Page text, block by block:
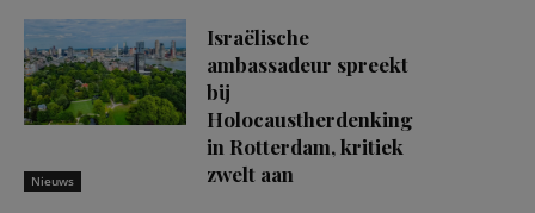
Nieuws
Israëlische
ambassadeur spreekt
bij
Holocaustherdenking
in Rotterdam, kritiek
zwelt aan